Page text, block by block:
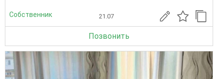
Собственник 21.07
Позвонить